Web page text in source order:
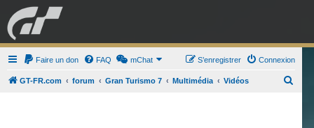
GRAN TURISMO FORUM
Faire un don FAQ mChat Connexion
S’enregistrer
GT-FR.com forum Gran Turismo 7 Multimédia Vidéos